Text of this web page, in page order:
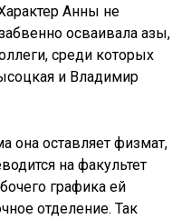
Анны не
осваивала азы,
среди которых
и Владимир
она оставляет физмат,
на факультет
графика ей
отделение. Так